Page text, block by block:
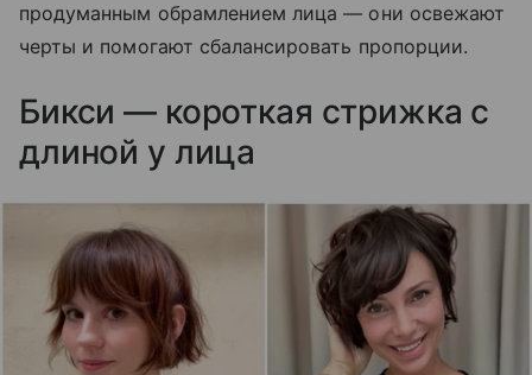
продуманным обрамлением лица — они освежают
черты и помогают сбалансировать пропорции.
Бикси — короткая стрижка с
длиной у лица